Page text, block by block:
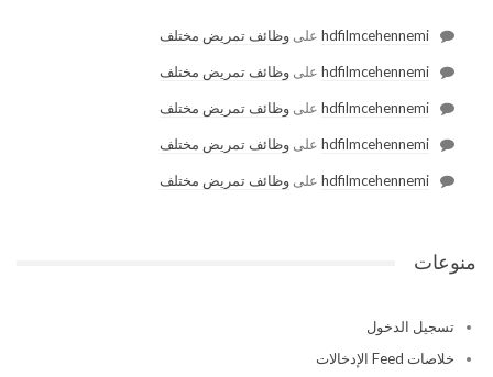
hdfilmcehennemi على وظائف تمريض مختلف
hdfilmcehennemi على وظائف تمريض مختلف
hdfilmcehennemi على وظائف تمريض مختلف
hdfilmcehennemi على وظائف تمريض مختلف
hdfilmcehennemi على وظائف تمريض مختلف
منوعات
تسجيل الدخول
خلاصات Feed الإدخالات